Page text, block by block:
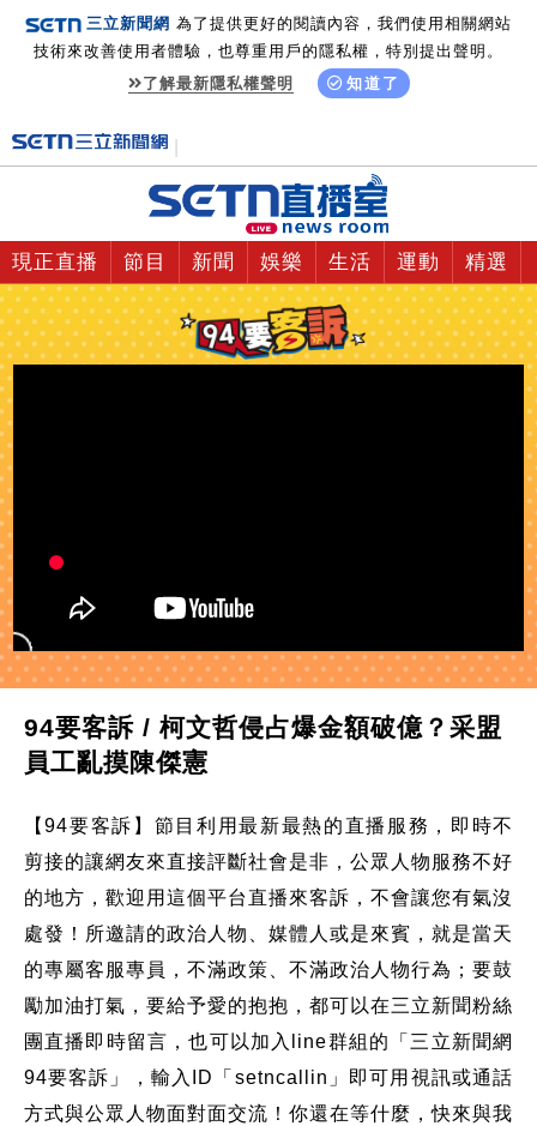
三立新聞網 為了提供更好的閱讀內容，我們使用相關網站
技術來改善使用者體驗，也尊重用戶的隱私權，特別提出聲明。
了解最新隱私權聲明
知道了
現正直播 節目 新聞 娛樂 生活 運動 精選
94要客訴 / 柯文哲侵占爆金額破億？采盟
員工亂摸陳傑憲
【94要客訴】節目利用最新最熱的直播服務，即時不
剪接的讓網友來直接評斷社會是非，公眾人物服務不好
的地方，歡迎用這個平台直播來客訴，不會讓您有氣沒
處發！所邀請的政治人物、媒體人或是來賓，就是當天
的專屬客服專員，不滿政策、不滿政治人物行為；要鼓
勵加油打氣，要給予愛的抱抱，都可以在三立新聞粉絲
團直播即時留言，也可以加入line群組的「三立新聞網
94要客訴」，輸入ID「setncallin」即可用視訊或通話
方式與公眾人物面對面交流！你還在等什麼，快來與我